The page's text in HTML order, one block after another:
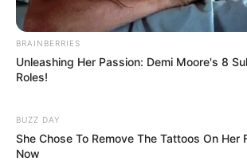
BRAINBERRIES
BRAINBERRIES
Unleashing Her Passion: Demi Moore's 8
Roles!
BUZZ DAY
She Chose To Remove The Tattoos On Her
Now